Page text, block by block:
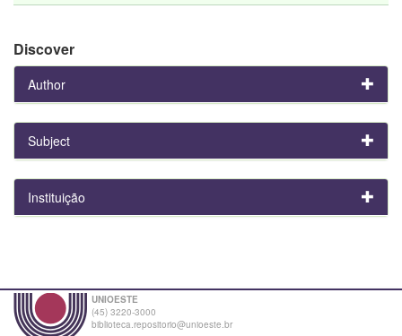
Discover
Author
Subject
Instituição
UNIOESTE
(45) 3220-3000
biblioteca.repositorio@unioeste.br